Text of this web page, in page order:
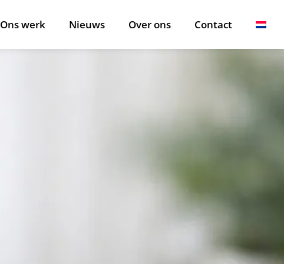
Ons werk Nieuws Over ons Contact